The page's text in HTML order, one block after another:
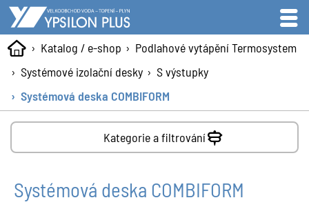
Katalog / e-shop
Podlahové vytápění Termosystem
Systémové izolační desky
S výstupky
Systémová deska COMBIFORM
Kategorie a filtrování
Systémová deska COMBIFORM